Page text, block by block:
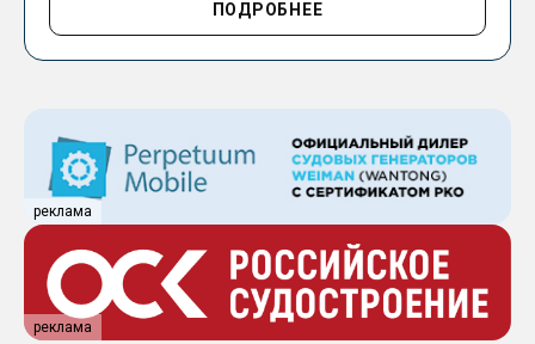
ПОДРОБНЕЕ
реклама
реклама